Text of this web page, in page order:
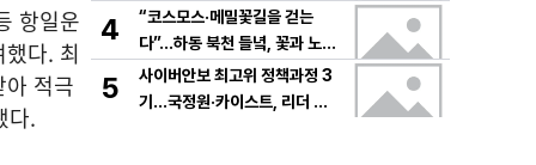
항일운
다. 최
적극
다.
9% 기록
4
“코스모스·메밀꽃길을 걷는
다”…하동 북천 들녘, 꽃과 노래
로 물드는 가을의 하루
5
사이버안보 최고위 정책과정 3
기…국정원·카이스트, 리더 안